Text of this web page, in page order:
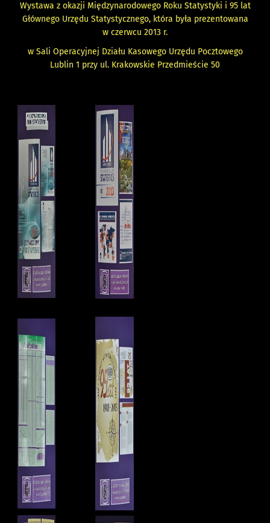
Wystawa z okazji Międzynarodowego Roku Statystyki i 95 lat
Głównego Urzędu Statystycznego, która była prezentowana
w czerwcu 2013 r.
w Sali Operacyjnej Działu Kasowego Urzędu Pocztowego
Lublin 1 przy ul. Krakowskie Przedmieście 50